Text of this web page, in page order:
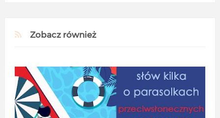
Zobacz również